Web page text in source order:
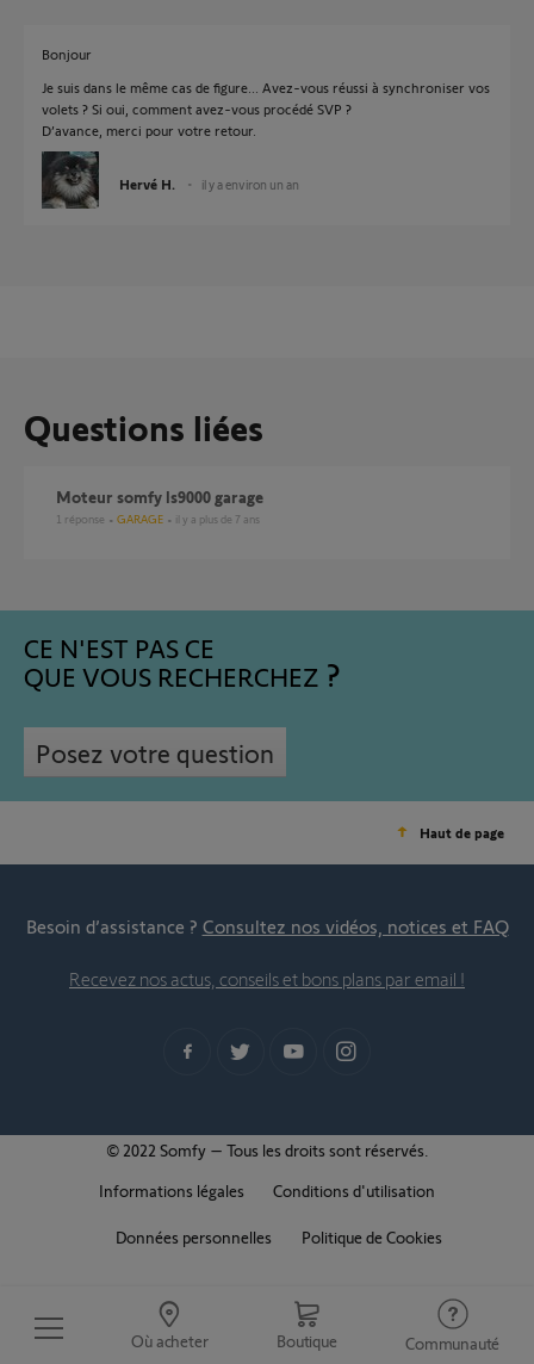
Où acheter Boutique Communauté
Bonjour
Je suis dans le même cas de figure... Avez-vous réussi à synchroniser vos
volets ? Si oui, comment avez-vous procédé SVP ?
D’avance, merci pour votre retour.
Hervé H. il y a environ un an
Questions liées
Moteur somfy ls9000 garage
1 réponse GARAGE il y a plus de 7 ans
CE N'EST PAS CE
QUE VOUS RECHERCHEZ
Posez votre question
Haut de page
Besoin d’assistance ? Consultez nos vidéos, notices et FAQ
Recevez nos actus, conseils et bons plans par email !
© 2022 Somfy – Tous les droits sont réservés.
Informations légales
Conditions d'utilisation
Données personnelles Politique de Cookies